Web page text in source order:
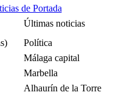
de Portada
Últimas noticias
Política
Málaga capital
Marbella
Alhaurín de la Torre